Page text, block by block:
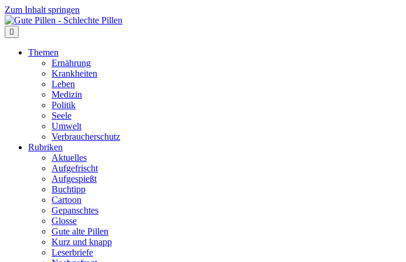
Zum Inhalt springen
Themen
Ernährung
Krankheiten
Leben
Medizin
Politik
Seele
Umwelt
Verbraucherschutz
Rubriken
Aktuelles
Aufgefrischt
Aufgespießt
Buchtipp
Cartoon
Gepanschtes
Glosse
Gute alte Pillen
Kurz und knapp
Leserbriefe